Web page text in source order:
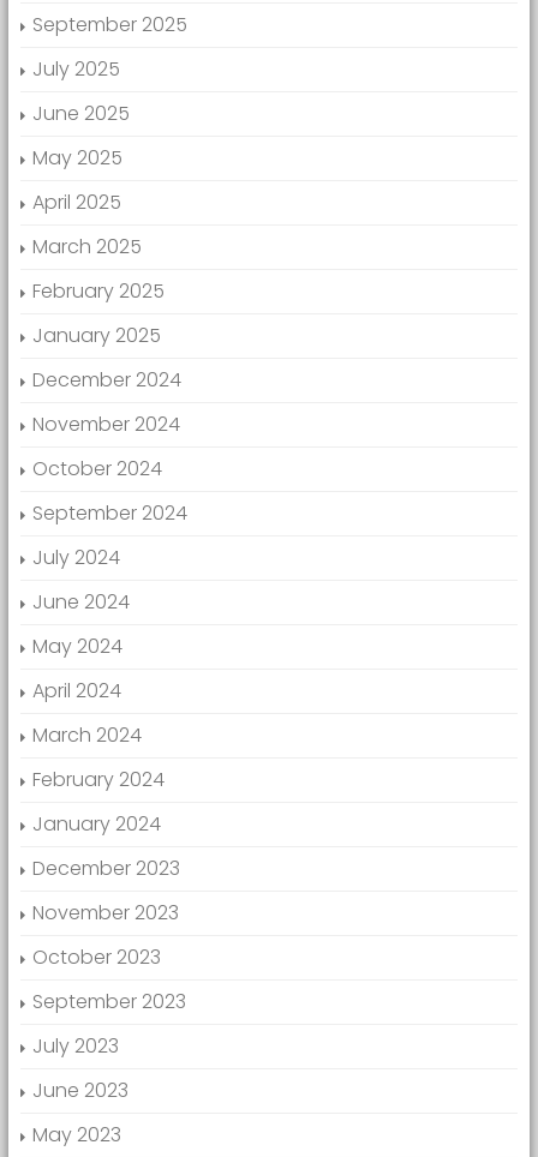
September 2025
July 2025
June 2025
May 2025
April 2025
March 2025
February 2025
January 2025
December 2024
November 2024
October 2024
September 2024
July 2024
June 2024
May 2024
April 2024
March 2024
February 2024
January 2024
December 2023
November 2023
October 2023
September 2023
July 2023
June 2023
May 2023